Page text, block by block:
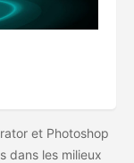
et Photoshop
dans les milieux